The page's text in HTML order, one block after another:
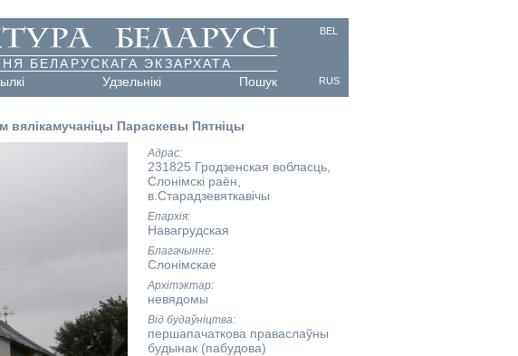
BEL
RUS
БЕЛАРУСКАГА ЭКЗАРХАТА
Удзельнікі Пошук
вялікамучаніцы Параскевы Пятніцы
Адрас
231825 Гродзенская вобласць,
Слонімскі раён,
в.Старадзевяткавічы
Епархія
Навагрудская
Благачынне
Слонімскае
Архітэктар
невядомы
Від будаўніцтва
першапачаткова праваслаўны
будынак (пабудова)